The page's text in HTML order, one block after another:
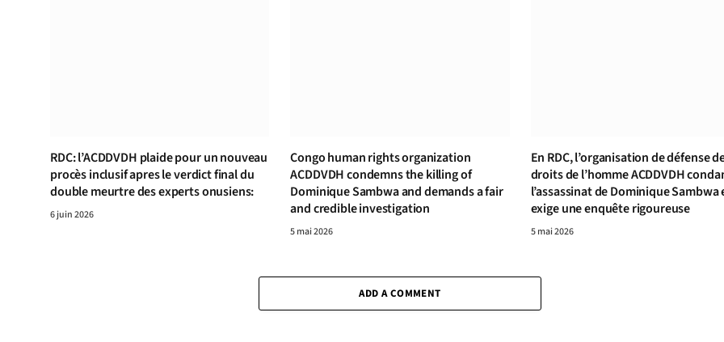
RDC: l’ACDDVDH plaide pour un nouveau
procès inclusif apres le verdict final du
double meurtre des experts onusiens:
6 juin 2026
Congo human rights organization
ACDDVDH condemns the killing of
Dominique Sambwa and demands a fair
and credible investigation
5 mai 2026
En RDC, l’organisation de défense
droits de l’homme ACDDVDH
l’assassinat de Dominique Sambwa
exige une enquête rigoureuse
5 mai 2026
ADD A COMMENT